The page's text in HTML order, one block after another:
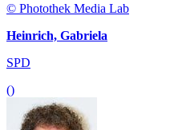
© Photothek Media Lab
Heinrich, Gabriela
SPD
()